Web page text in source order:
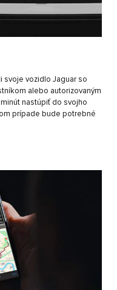
svoje vozidlo Jaguar so
alebo autorizovaným
nastúpiť do svojho
prípade bude potrebné